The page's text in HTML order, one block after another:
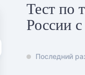
Тест по
России
Последний